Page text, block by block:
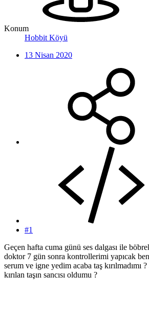
Konum
Hobbit Köyü
13 Nisan 2020
#1
Geçen hafta cuma günü ses dalgası ile böbrek
doktor 7 gün sonra kontrollerimi yapıcak
serum ve igne yedim acaba taş kırılmadımı
kırılan taşın sancısı oldumu ?